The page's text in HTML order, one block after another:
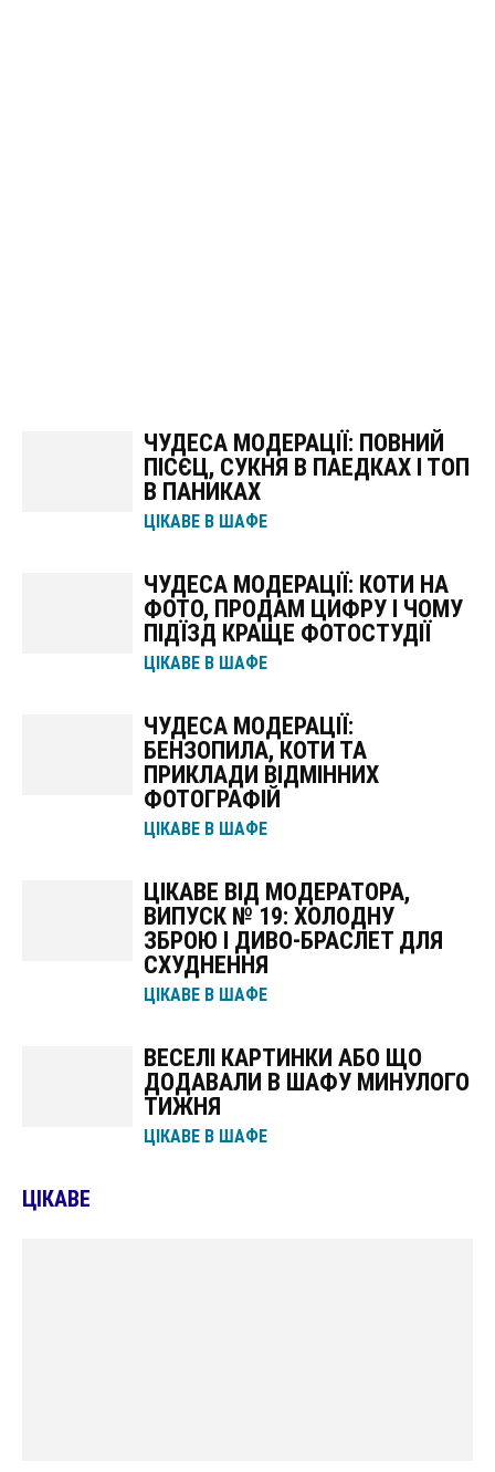
ЧУДЕСА МОДЕРАЦІЇ: ПОВНИЙ
ПІСЄЦ, СУКНЯ В ПАЕДКАХ І ТОП
В ПАНИКАХ
ЦІКАВЕ В ШАФЕ
ЧУДЕСА МОДЕРАЦІЇ: КОТИ НА
ФОТО, ПРОДАМ ЦИФРУ І ЧОМУ
ПІДЇЗД КРАЩЕ ФОТОСТУДІЇ
ЦІКАВЕ В ШАФЕ
ЧУДЕСА МОДЕРАЦІЇ:
БЕНЗОПИЛА, КОТИ ТА
ПРИКЛАДИ ВІДМІННИХ
ФОТОГРАФІЙ
ЦІКАВЕ В ШАФЕ
ЦІКАВЕ ВІД МОДЕРАТОРА,
ВИПУСК № 19: ХОЛОДНУ
ЗБРОЮ І ДИВО-БРАСЛЕТ ДЛЯ
СХУДНЕННЯ
ЦІКАВЕ В ШАФЕ
ВЕСЕЛІ КАРТИНКИ АБО ЩО
ДОДАВАЛИ В ШАФУ МИНУЛОГО
ТИЖНЯ
ЦІКАВЕ В ШАФЕ
ЦІКАВЕ